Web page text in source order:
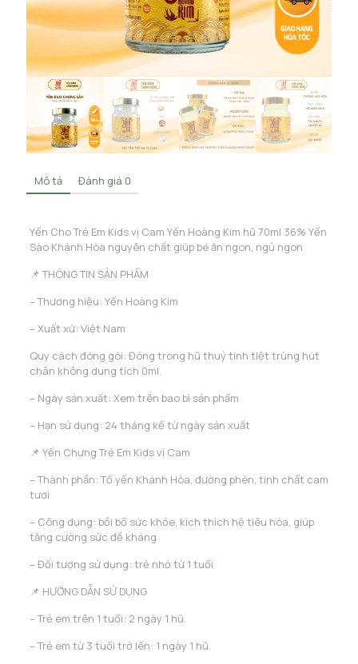
Mô tả Đánh giá 0
Yến Cho Trẻ Em Kids vị Cam Yến Hoàng Kim hũ 70ml 36% Yến
Sào Khánh Hòa nguyên chất giúp bé ăn ngon, ngủ ngon
📌 THÔNG TIN SẢN PHẨM
– Thương hiệu: Yến Hoàng Kim
– Xuất xứ: Việt Nam
Quy cách đóng gói: Đóng trong hũ thuỷ tinh tiệt trùng hút
chân không dung tích 0ml.
– Ngày sản xuất: Xem trên bao bì sản phẩm
– Hạn sử dụng: 24 tháng kể từ ngày sản xuất
📌 Yến Chưng Trẻ Em Kids vị Cam
– Thành phần: Tổ yến Khánh Hòa, đường phèn, tinh chất cam
tươi
– Công dụng: bồi bổ sức khỏe, kích thích hệ tiêu hóa, giúp
tăng cường sức đề kháng
– Đối tượng sử dụng: trẻ nhỏ từ 1 tuổi
📌 HƯỚNG DẪN SỬ DỤNG
– Trẻ em trên 1 tuổi: 2 ngày 1 hũ.
– Trẻ em từ 3 tuổi trở lên: 1 ngày 1 hũ.